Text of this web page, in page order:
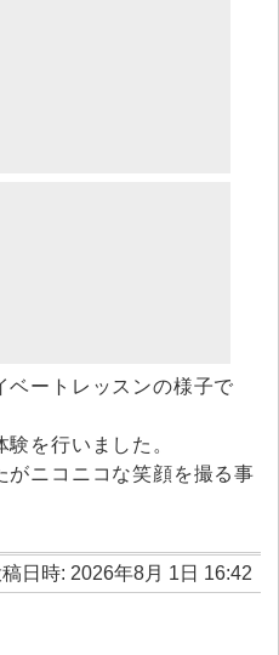
ベートレッスンの様子で
を行いました。
がニコニコな笑顔を撮る事
日時: 2026年8月 1日 16:42